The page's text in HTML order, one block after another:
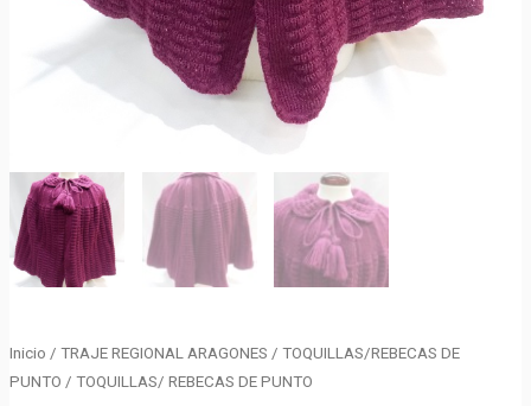
Inicio / TRAJE REGIONAL ARAGONES / TOQUILLAS/REBECAS DE
PUNTO / TOQUILLAS/ REBECAS DE PUNTO